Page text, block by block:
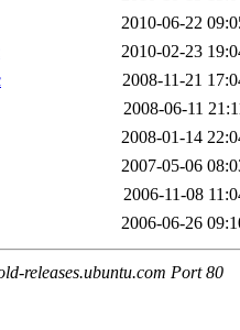
2010-06-22
2010-02-23
2008-11-21
2008-06-11
2008-01-14
2007-05-06
2006-11-08
2006-06-26
releases.ubuntu.com Port 80